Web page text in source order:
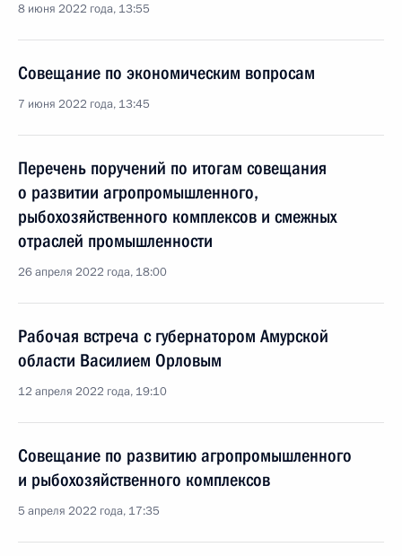
8 июня 2022 года, 13:55
Совещание по экономическим вопросам
7 июня 2022 года, 13:45
Перечень поручений по итогам совещания
о развитии агропромышленного,
рыбохозяйственного комплексов и смежных
отраслей промышленности
26 апреля 2022 года, 18:00
Рабочая встреча с губернатором Амурской
области Василием Орловым
12 апреля 2022 года, 19:10
Совещание по развитию агропромышленного
и рыбохозяйственного комплексов
5 апреля 2022 года, 17:35